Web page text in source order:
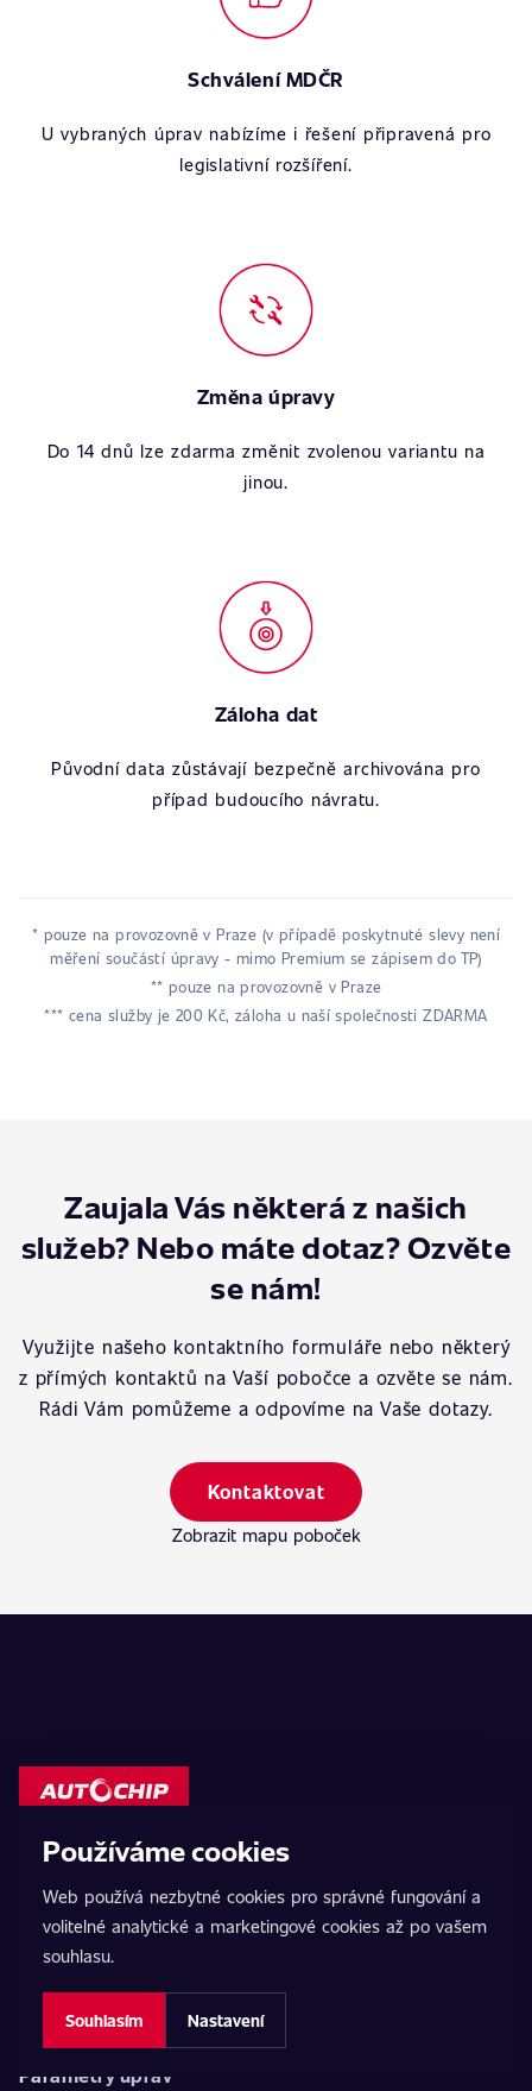
Schválení MDČR
U vybraných úprav nabízíme i řešení připravená pro
legislativní rozšíření.
Změna úpravy
Do 14 dnů lze zdarma změnit zvolenou variantu na
jinou.
Záloha dat
Původní data zůstávají bezpečně archivována pro
případ budoucího návratu.
* pouze na provozovně v Praze (v případě poskytnuté slevy není
měření součástí úpravy - mimo Premium se zápisem do TP)
** pouze na provozovně v Praze
*** cena služby je 200 Kč, záloha u naší společnosti ZDARMA
Zaujala Vás některá z našich
služeb? Nebo máte dotaz? Ozvěte
se nám!
Využijte našeho kontaktního formuláře nebo některý
z přímých kontaktů na Vaší pobočce a ozvěte se nám.
Rádi Vám pomůžeme a odpovíme na Vaše dotazy.
Kontaktovat
Zobrazit mapu poboček
Domů
Vypnutí AdBlue
Parametry úprav
Používáme cookies
Web používá nezbytné cookies pro správné fungování a
volitelné analytické a marketingové cookies až po vašem
souhlasu.
Souhlasím Nastavení